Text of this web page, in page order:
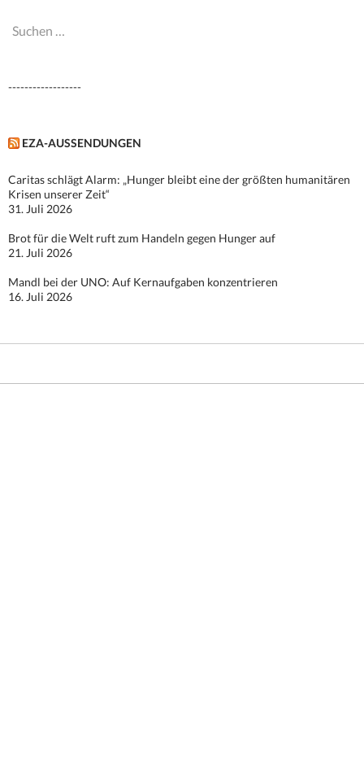
Suchen
------------------
EZA-AUSSENDUNGEN
Caritas schlägt Alarm: „Hunger bleibt eine der größten humanitären
Krisen unserer Zeit“
31. Juli 2026
Brot für die Welt ruft zum Handeln gegen Hunger auf
21. Juli 2026
Mandl bei der UNO: Auf Kernaufgaben konzentrieren
16. Juli 2026